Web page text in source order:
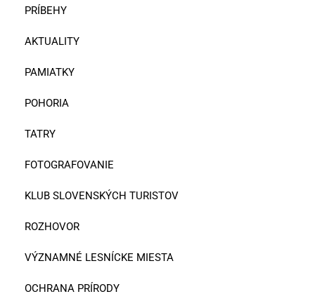
PRÍBEHY
AKTUALITY
PAMIATKY
POHORIA
TATRY
FOTOGRAFOVANIE
KLUB SLOVENSKÝCH TURISTOV
ROZHOVOR
VÝZNAMNÉ LESNÍCKE MIESTA
OCHRANA PRÍRODY